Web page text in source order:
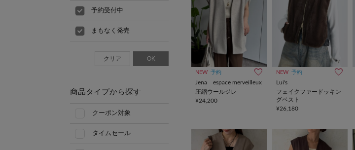
NEW 予約
Jena espace merveilleux
圧縮ウールジレ
¥24,200
NEW 予約
Lui's
フェイクファードッキン
グベスト
¥26,180
予約受付中
まもなく発売
クリア OK
商品タイプから探す
クーポン対象
タイムセール